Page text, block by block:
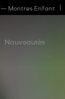
— Montres Enfant
Nouveautés